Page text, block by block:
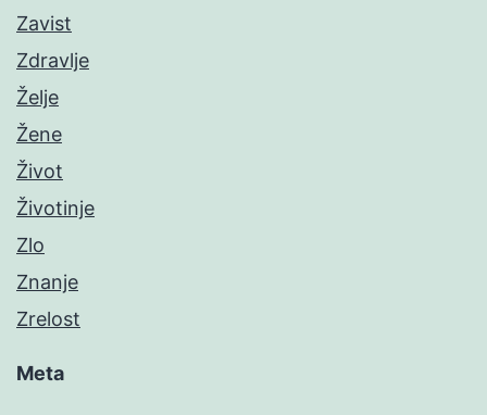
Zavist
Zdravlje
Želje
Žene
Život
Životinje
Zlo
Znanje
Zrelost
Meta